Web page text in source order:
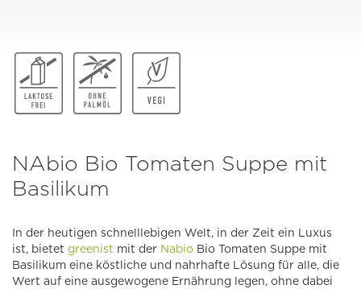
NAbio Bio Tomaten Suppe mit
Basilikum
In der heutigen schnelllebigen Welt, in der Zeit ein Luxus
ist, bietet greenist mit der Nabio Bio Tomaten Suppe mit
Basilikum eine köstliche und nahrhafte Lösung für alle, die
Wert auf eine ausgewogene Ernährung legen, ohne dabei